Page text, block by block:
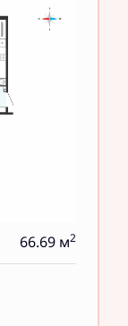
66.69 м2